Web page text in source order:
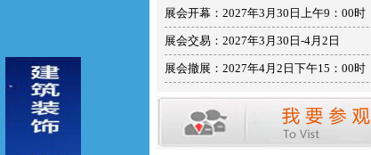
展会开幕：2027年3月30日上午9：00时
展会交易：2027年3月30日-4月2日
展会撤展：2027年4月2日下午15：00时